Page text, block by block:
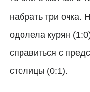
набрать три очка.
одолела курян
справиться с
столицы (0:1).